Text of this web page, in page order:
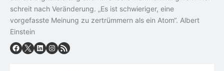
schreit nach Veränderung. „Es ist schwieriger, eine
vorgefasste Meinung zu zertrümmern als ein Atom“. Albert
Einstein